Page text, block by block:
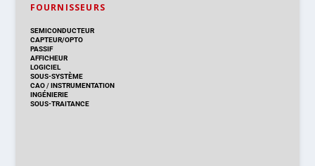
FOURNISSEURS
SEMICONDUCTEUR
CAPTEUR/OPTO
PASSIF
AFFICHEUR
LOGICIEL
SOUS-SYSTÈME
CAO/INSTRUMENTATION
INGÉNIERIE
SOUS-TRAITANCE